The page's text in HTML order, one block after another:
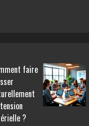
faire
?